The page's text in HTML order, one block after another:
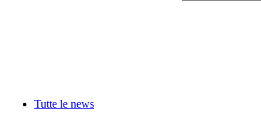
Tutte le news